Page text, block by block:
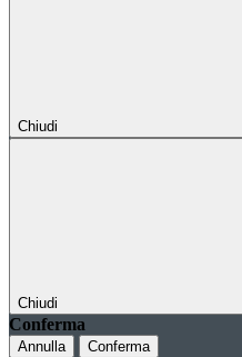
Chiudi
Chiudi
Conferma
Annulla Conferma